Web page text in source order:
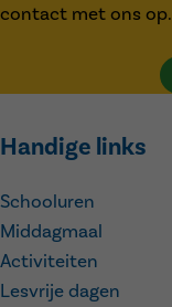
contact met ons op.
Handige links
Schooluren
Middagmaal
Activiteiten
Lesvrije dagen